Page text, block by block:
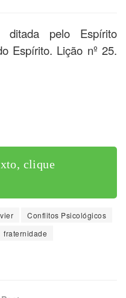
ditada pelo Espírito
Espírito. Lição nº 25.
clique
Conflitos Psicológicos
fraternidade